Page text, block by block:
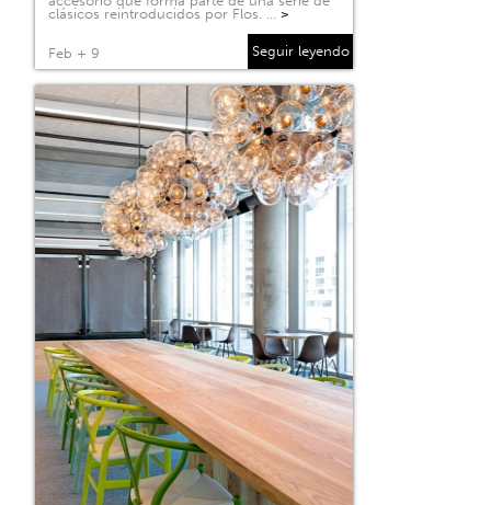
clásicos reintroducidos por Flos. … >
Feb + 9 Seguir leyendo